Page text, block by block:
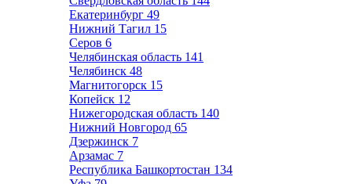
Екатеринбург 49
Нижний Тагил 15
Серов 6
Челябинская область 141
Челябинск 48
Магнитогорск 15
Копейск 12
Нижегородская область 140
Нижний Новгород 65
Дзержинск 7
Арзамас 7
Республика Башкортостан 134